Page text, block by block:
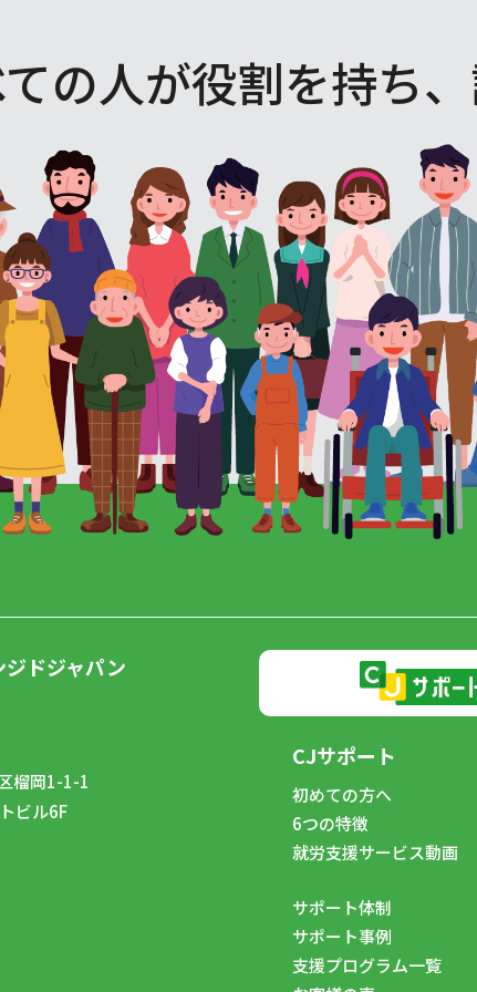
の人が役割を持ち
ドジャパン
榴岡1-1-1
ビル6F
CJサポート
初めての方へ
6つの特徴
就労支援サービス動画
サポート体制
サポート事例
支援プログラム一覧